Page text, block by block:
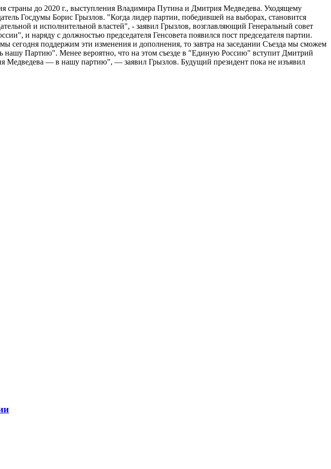
страны до 2020 г., выступления Владимира Путина и Дмитрия Медведева. Уходящему
Госдумы Борис Грызлов. "Когда лидер партии, победившей на выборах, становится
и исполнительной властей", - заявил Грызлов, возглавляющий Генеральный совет
и наряду с должностью председателя Генсовета появился пост председателя партии.
поддержим эти изменения и дополнения, то завтра на заседании Съезда мы сможем
нашу Партию". Менее вероятно, что на этом съезде в "Единую Россию" вступит Дмитрий
— в нашу партию", — заявил Грызлов. Будущий президент пока не изъявил